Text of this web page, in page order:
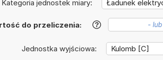
Kategoria jednostek miary:
do przeliczenia: ?
Jednostka wyjściowa: